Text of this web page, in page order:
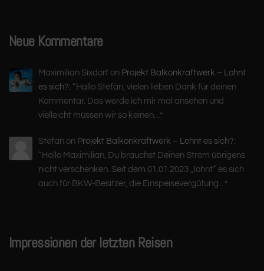
Neue Kommentare
Maximilian Sixdorf on Projekt Balkonkraftwerk – Lohnt
es sich?: “ Hallo Stefan, vielen lieben Dank für deinen
Kommentar. Das werde ich mir mal ansehen und
vielleicht müssen wir so keinen… ”
Stefan on Projekt Balkonkraftwerk – Lohnt es sich?:
“ Hallo Maximilian, Du brauchst Deinen Strom übrigens
nicht verschenken. Seit dem 01.01.2023 „lohnt“ es sich
auch für BKW-Besitzer, die Einspeisevergütung… ”
Impressionen der letzten Reisen